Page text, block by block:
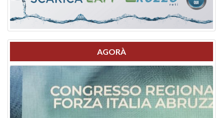
AGORÀ